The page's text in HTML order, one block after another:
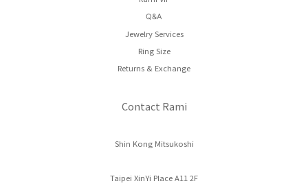
Q&A
Jewelry Services
Ring Size
Returns & Exchange
Contact Rami
Shin Kong Mitsukoshi
Taipei XinYi Place A11 2F